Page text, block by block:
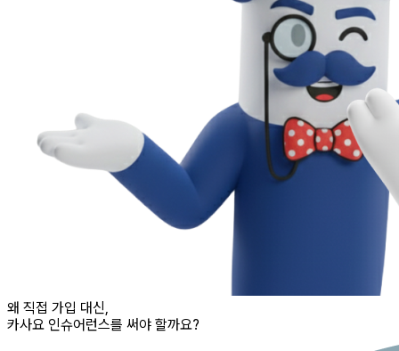
왜 직접 가입 대신,
카사요 인슈어런스를 써야 할까요?